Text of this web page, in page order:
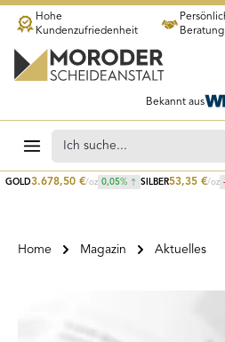
Zum Hauptinhalt springen
GOLD3.678,50 €/oz 0,05% SILBER53,35 €/oz
Hohe
Kundenzufriedenheit
Beratung
Bekannt aus
Home Magazin Aktuelles